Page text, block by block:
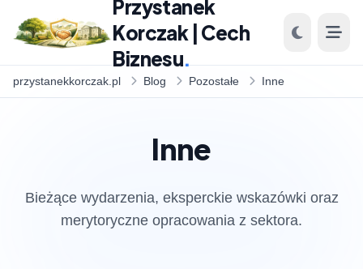
Przystanek
Korczak | Cech
Biznesu.
przystanekkorczak.pl Blog Pozostałe Inne
Inne
Bieżące wydarzenia, eksperckie wskazówki oraz
merytoryczne opracowania z sektora.